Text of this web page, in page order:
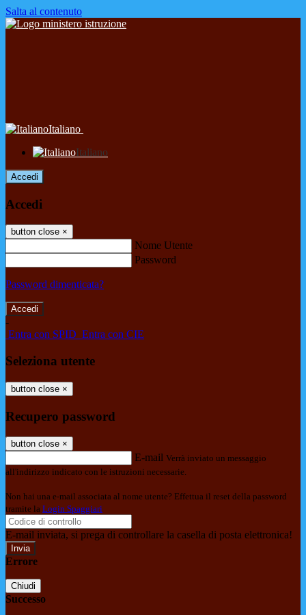
Salta al contenuto
Italiano
Italiano
Accedi
Accedi
button close ×
Nome Utente
Password
Password dimenticata?
-
Entra con SPID Entra con CIE
Seleziona utente
button close ×
Recupero password
button close ×
E-mail Verrà inviato un messaggio
all'indirizzo indicato con le istruzioni necessarie.
Non hai una e-mail associata al nome utente? Effettua il reset della password
tramite la Login Spaggiari
E-mail inviata, si prega di controllare la casella di posta elettronica!
Errore
Chiudi
Successo